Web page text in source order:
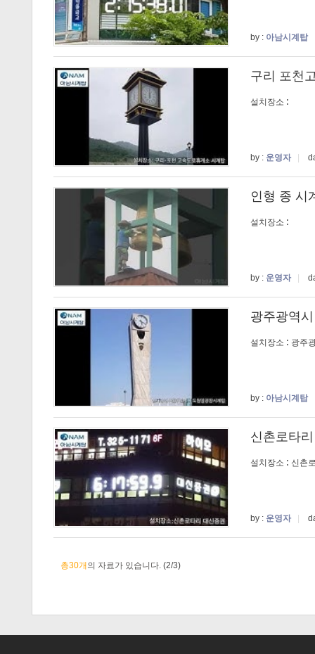
by : 아남시계탑
구리 포천
설치장소 :
by : 운영자
인형 종 시
설치장소 :
by : 운영자
광주광역
설치장소 : 광주
by : 아남시계탑
신촌로타
설치장소 : 신촌
by : 운영자
총30개 의 자료가 있습니다. (2/3)